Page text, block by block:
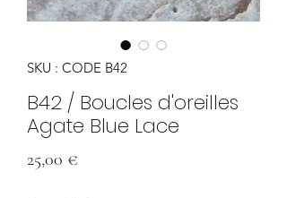
SKU : CODE B42
B42 / Boucles d'oreilles
Agate Blue Lace
25,00 €